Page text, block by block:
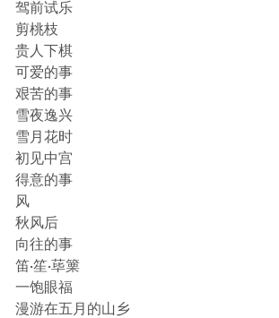
驾前试乐
剪桃枝
贵人下棋
可爱的事
艰苦的事
雪夜逸兴
雪月花时
初见中宫
得意的事
风
秋风后
向往的事
笛·笙·荜篥
一饱眼福
漫游在五月的山乡